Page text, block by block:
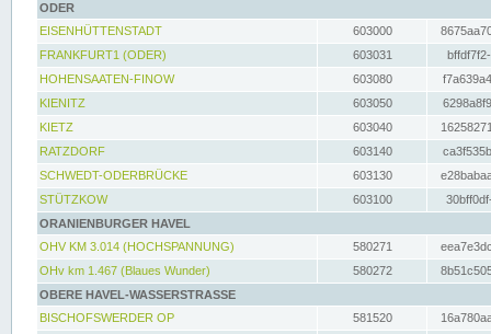
ODER
EISENHÜTTENSTADT
603000
FRANKFURT1 (ODER)
603031
HOHENSAATEN-FINOW
603080
KIENITZ
603050
KIETZ
603040
RATZDORF
603140
SCHWEDT-ODERBRÜCKE
603130
STÜTZKOW
603100
ORANIENBURGER HAVEL
OHV KM 3.014 (HOCHSPANNUNG)
580271
OHv km 1.467 (Blaues Wunder)
580272
OBERE HAVEL-WASSERSTRASSE
BISCHOFSWERDER OP
581520